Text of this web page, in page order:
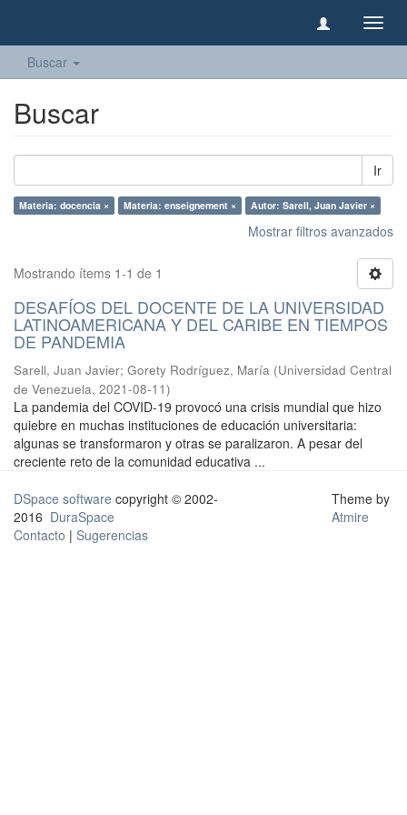
Buscar
Buscar
Ir
Materia: docencia × Materia: enseignement × Autor: Sarell, Juan Javier ×
Mostrar filtros avanzados
Mostrando ítems 1-1 de 1
DESAFÍOS DEL DOCENTE DE LA UNIVERSIDAD
LATINOAMERICANA Y DEL CARIBE EN TIEMPOS
DE PANDEMIA
Sarell, Juan Javier; Gorety Rodríguez, María (Universidad Central
de Venezuela, 2021-08-11)
La pandemia del COVID-19 provocó una crisis mundial que hizo
quiebre en muchas instituciones de educación universitaria:
algunas se transformaron y otras se paralizaron. A pesar del
creciente reto de la comunidad educativa ...
DSpace software copyright © 2002-
2016 DuraSpace
Contacto | Sugerencias
Theme by
Atmire